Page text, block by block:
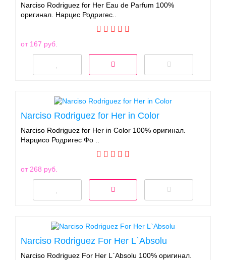
Narciso Rodriguez for Her Eau de Parfum 100%
оригинал. Нарцис Родригес..
от 167 руб.
Narciso Rodriguez for Her in Color
Narciso Rodriguez for Her in Color 100% оригинал.
Нарцисо Родригес Фо ..
от 268 руб.
Narciso Rodriguez For Her L`Absolu
Narciso Rodriguez For Her L`Absolu 100% оригинал.